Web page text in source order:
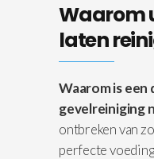
Waarom
laten
Waarom is
gevelreiniging
ontbreken van
perfecte